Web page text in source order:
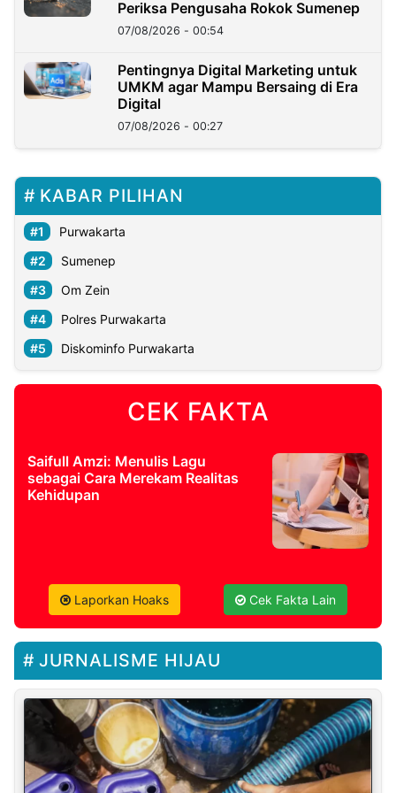
Periksa Pengusaha Rokok Sumenep
07/08/2026 - 00:54
Pentingnya Digital Marketing untuk
UMKM agar Mampu Bersaing di Era
Digital
07/08/2026 - 00:27
KABAR PILIHAN
Purwakarta
Sumenep
Om Zein
Polres Purwakarta
Diskominfo Purwakarta
CEK FAKTA
Saifull Amzi: Menulis Lagu
sebagai Cara Merekam Realitas
Kehidupan
Laporkan Hoaks Cek Fakta Lain
JURNALISME HIJAU